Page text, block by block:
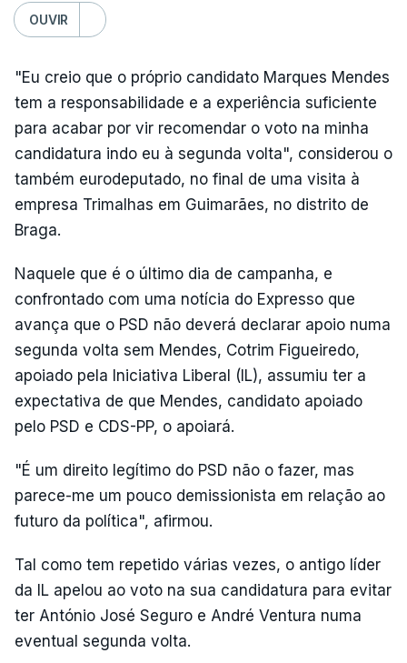
OUVIR
"Eu creio que o próprio candidato Marques Mendes
tem a responsabilidade e a experiência suficiente
para acabar por vir recomendar o voto na minha
candidatura indo eu à segunda volta", considerou o
também eurodeputado, no final de uma visita à
empresa Trimalhas em Guimarães, no distrito de
Braga.
Naquele que é o último dia de campanha, e
confrontado com uma notícia do Expresso que
avança que o PSD não deverá declarar apoio numa
segunda volta sem Mendes, Cotrim Figueiredo,
apoiado pela Iniciativa Liberal (IL), assumiu ter a
expectativa de que Mendes, candidato apoiado
pelo PSD e CDS-PP, o apoiará.
"É um direito legítimo do PSD não o fazer, mas
parece-me um pouco demissionista em relação ao
futuro da política", afirmou.
Tal como tem repetido várias vezes, o antigo líder
da IL apelou ao voto na sua candidatura para evitar
ter António José Seguro e André Ventura numa
eventual segunda volta.